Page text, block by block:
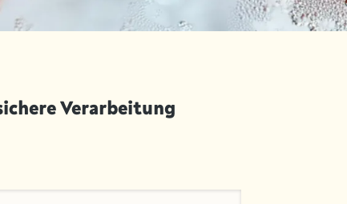
Verarbeitung